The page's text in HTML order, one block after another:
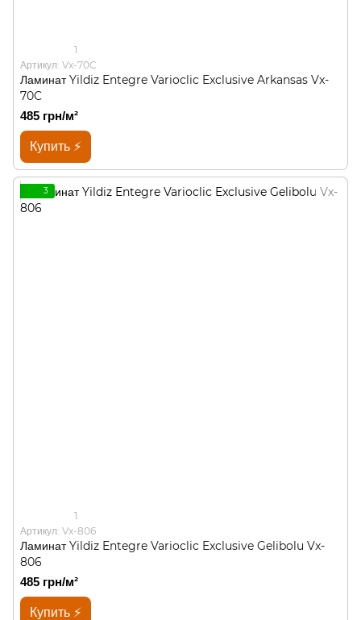
1
Артикул: Vx-70C
Ламинат Yildiz Entegre Varioclic Exclusive Arkansas Vx-
70C
485 грн/м²
Купить ⚡
3
1
Артикул: Vx-806
Ламинат Yildiz Entegre Varioclic Exclusive Gelibolu Vx-
806
485 грн/м²
Купить ⚡